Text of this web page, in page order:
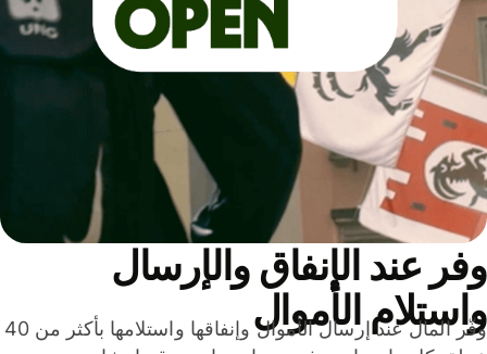
عند الإنفاق والإرسال
الأموال
وفّر المال عند إرسال الأموال وإنفاقها واستلامها بأكثر من 40